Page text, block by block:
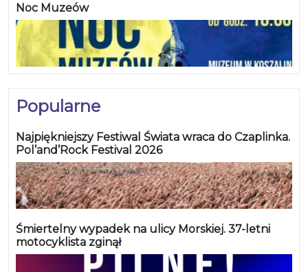
Noc Muzeów
Popularne
Najpiękniejszy Festiwal Świata wraca do Czaplinka.
Pol’and’Rock Festival 2026
Śmiertelny wypadek na ulicy Morskiej. 37-letni
motocyklista zginął